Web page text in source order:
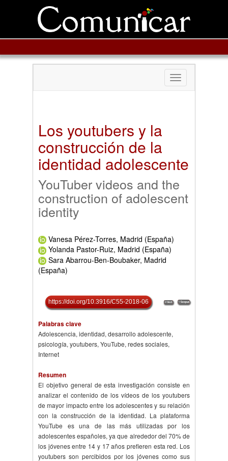
Toggle
navigation
Los youtubers y la
construcción de la
identidad adolescente
YouTuber videos and the
construction of adolescent
identity
Vanesa Pérez-Torres, Madrid (España)
Yolanda Pastor-Ruiz, Madrid (España)
Sara Abarrou-Ben-Boubaker, Madrid
(España)
https://doi.org/10.3916/C55-2018-06
Palabras clave
Adolescencia, identidad, desarrollo adolescente,
psicología, youtubers, YouTube, redes sociales,
Internet
Resumen
El objetivo general de esta investigación consiste en
analizar el contenido de los vídeos de los youtubers
de mayor impacto entre los adolescentes y su relación
con la construcción de la identidad. La plataforma
YouTube es una de las más utilizadas por los
adolescentes españoles, ya que alrededor del 70% de
los jóvenes entre 14 y 17 años prefieren esta red. Los
youtubers son percibidos por los jóvenes como sus